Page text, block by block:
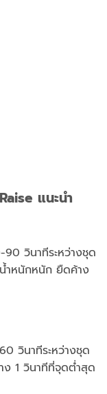
แนะนำ
วินาทีระหว่างชุด
ำหนักหนัก ยืดค้าง
วินาทีระหว่างชุด
1 วินาทีที่จุดต่ำสุด